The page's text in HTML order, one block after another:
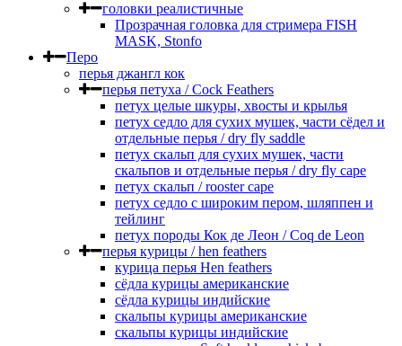
головки реалистичные
Прозрачная головка для стримера FISH
MASK, Stonfo
Перо
перья джангл кок
перья петуха / Cock Feathers
петух целые шкуры, хвосты и крылья
петух седло для сухих мушек, части сёдел и
отдельные перья / dry fly saddle
петух скальп для сухих мушек, части
скальпов и отдельные перья / dry fly cape
петух скальп / rooster cape
петух седло с широким пером, шляппен и
тейлинг
петух породы Кок де Леон / Coq de Leon
перья курицы / hen feathers
курица перья Hen feathers
сёдла курицы американские
сёдла курицы индийские
скальпы курицы американские
скальпы курицы индийские